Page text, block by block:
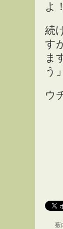
よ！
続
す
ま
う
ウ
薮